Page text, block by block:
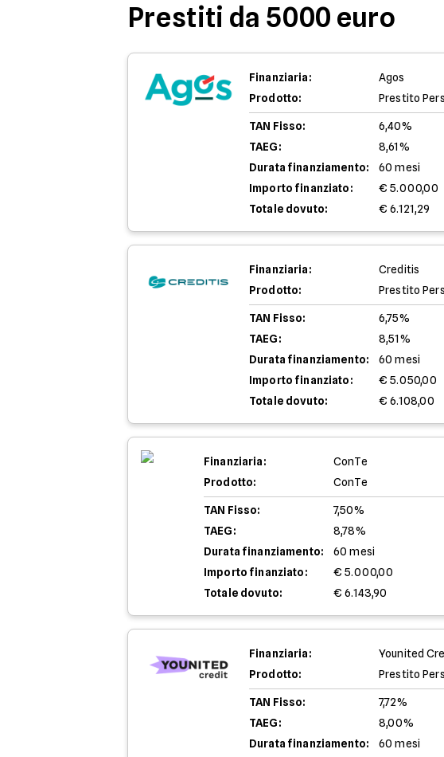
Prestiti da 5000 euro
Finanziaria:
Agos
Prodotto:
Prestito
TAN Fisso:
6,40%
TAEG:
8,61%
Durata finanziamento:
60 mesi
Importo finanziato:
€ 5.000,00
Totale dovuto:
€ 6.121,29
Finanziaria:
Creditis
Prodotto:
Prestito
TAN Fisso:
6,75%
TAEG:
8,51%
Durata finanziamento:
60 mesi
Importo finanziato:
€ 5.050,00
Totale dovuto:
€ 6.108,00
Finanziaria:
ConTe
Prodotto:
ConTe
TAN Fisso:
7,50%
TAEG:
8,78%
Durata finanziamento:
60 mesi
Importo finanziato:
€ 5.000,00
Totale dovuto:
€ 6.143,90
Finanziaria:
Younited
Prodotto:
Prestito
TAN Fisso:
7,72%
TAEG:
8,00%
Durata finanziamento:
60 mesi